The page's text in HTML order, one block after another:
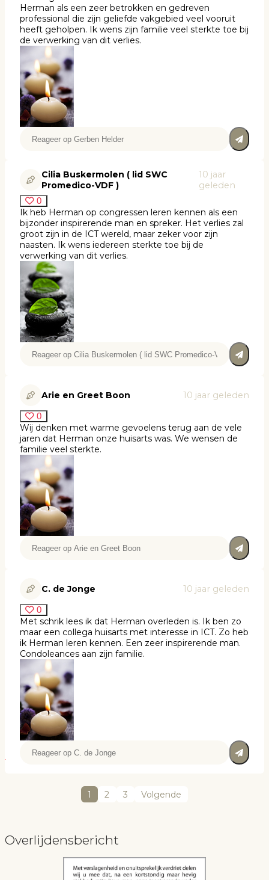
Herman als een zeer betrokken en gedreven
professional die zijn geliefde vakgebied veel vooruit
heeft geholpen. Ik wens zijn familie veel sterkte toe bij
de verwerking van dit verlies.
Cilia Buskermolen ( lid SWC
Promedico-VDF )
10 jaar
geleden
0
Ik heb Herman op congressen leren kennen als een
bijzonder inspirerende man en spreker. Het verlies zal
groot zijn in de ICT wereld, maar zeker voor zijn
naasten. Ik wens iedereen sterkte toe bij de
verwerking van dit verlies.
Arie en Greet Boon 10 jaar geleden
0
Wij denken met warme gevoelens terug aan de vele
jaren dat Herman onze huisarts was. We wensen de
familie veel sterkte.
C. de Jonge 10 jaar geleden
0
Met schrik lees ik dat Herman overleden is. Ik ben zo
maar een collega huisarts met interesse in ICT. Zo heb
ik Herman leren kennen. Een zeer inspirerende man.
Condoleances aan zijn familie.
1 2 3 Volgende
Overlijdensbericht